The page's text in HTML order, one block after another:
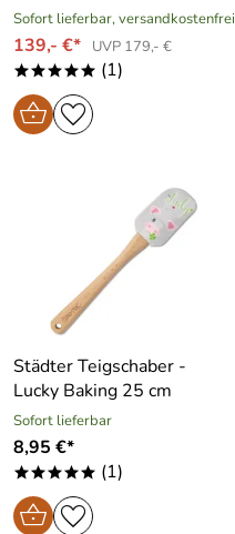
Sofort lieferbar, versandkostenfrei
139,- €* UVP 179,- €
***** (1)
Städter Teigschaber -
Lucky Baking 25 cm
Sofort lieferbar
8,95 €*
***** (1)